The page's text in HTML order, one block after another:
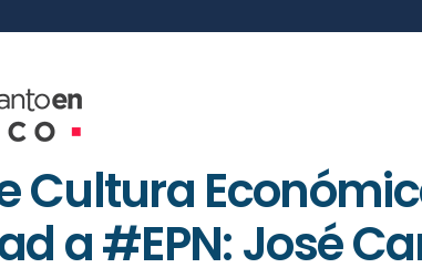
Cultura
a #EPN: José